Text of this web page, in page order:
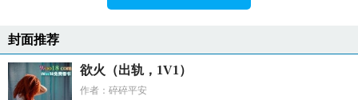
封面推荐
欲火（出轨，1V1）
作者：碎碎平安